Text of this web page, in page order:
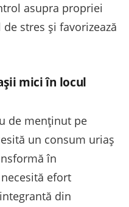
asupra propriei
stres și favorizează
mici în locul
de menținut pe
un consum uriaș
în
efort
din